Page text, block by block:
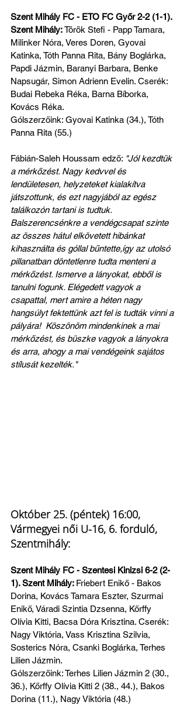
Szent Mihály FC - ETO FC Győr 2-2 (1-1).
Szent Mihály: Török Stefi - Papp Tamara,
Milinker Nóra, Veres Doren, Gyovai
Katinka, Tóth Panna Rita, Bány Boglárka,
Papdi Jázmin, Baranyi Barbara, Benke
Napsugár, Simon Adrienn Evelin. Cserék:
Budai Rebeka Réka, Barna Bíborka,
Kovács Réka.
Gólszerzőink: Gyovai Katinka (34.), Tóth
Panna Rita (55.)
Fábián-Saleh Houssam edző: "Jól kezdtük
a mérkőzést. Nagy kedvvel és
lendületesen, helyzeteket kialakítva
játszottunk, és ezt nagyjából az egész
találkozón tartani is tudtuk.
Balszerencsénkre a vendégcsapat szinte
az összes hátul elkövetett hibánkat
kihasználta és góllal bűntette,így az utolsó
pillanatban döntetlenre tudta menteni a
mérkőzést. Ismerve a lányokat, ebből is
tanulni fogunk. Elégedett vagyok a
csapattal, mert amire a héten nagy
hangsúlyt fektettünk azt fel is tudták vinni a
pályára!  Köszönöm mindenkinek a mai
mérkőzést, és büszke vagyok a lányokra
és arra, ahogy a mai vendégeink sajátos
stílusát kezelték."
Október 25. (péntek) 16:00,
Vármegyei női U-16, 6. forduló,
Szentmihály:
Szent Mihály FC - Szentesi Kinizsi 6-2 (2-
1). Szent Mihály: Friebert Enikő - Bakos
Dorina, Kovács Tamara Eszter, Szurmai
Enikő, Váradi Szintia Dzsenna, Kőrffy
Olívia Kitti, Bacsa Dóra Krisztina. Cserék:
Nagy Viktória, Vass Krisztina Szilvia,
Sosterics Nóra, Csanki Boglárka, Terhes
Lilien Jázmin.
Gólszerzőink: Terhes Lilien Jázmin 2 (30.,
36.), Kőrffy Olívia Kitti 2 (38., 44.), Bakos
Dorina (11.), Nagy Viktória (48.)